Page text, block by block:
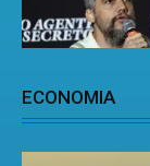
ECONOMIA